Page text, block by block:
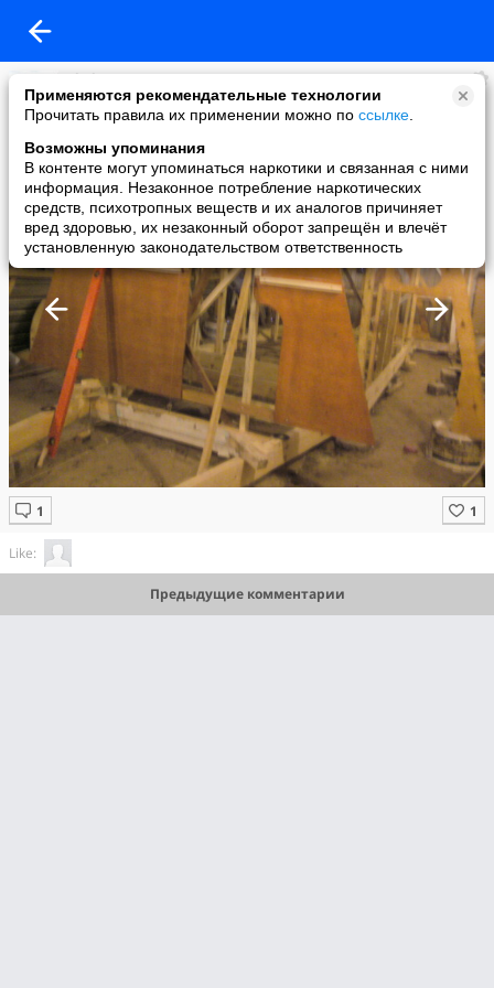
Применяются рекомендательные технологии
Прочитать правила их применении можно по ссылке
Возможны упоминания
В контенте могут упоминаться наркотики и связанная с ними
информация. Незаконное потребление наркотических
средств, психотропных веществ и их аналогов причиняет
вред здоровью, их незаконный оборот запрещён и влечёт
установленную законодательством ответственность
Vlad.P.K.
added a photo
01 Jan в 18:33
Like:
Предыдущие комментарии